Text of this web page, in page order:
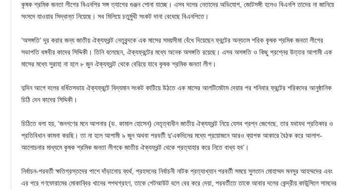
কৃষক শ্রমিক জনতা লীগের বিএনপির সঙ্গ ত্যাগের গুঞ্জন শোনা যাচ্ছে। এসব দলের নেতাদের অভিযোগ, জোটসঙ্গী হলেও বিএনপি তাদের না জানিয়ে
সংসদে যাওয়ার সিদ্ধান্ত নিয়েছে। সব মিলিয়ে চতুর্মুখী সংকট দানা বেধেছে বিএনপিতে।
‘অসঙ্গতি’ দূর করার জন্য জাতীয় ঐক্যফ্রন্ট নেতৃবৃন্দকে এক মাসের সময়সীমা বেঁধে দিয়েছেন ফ্রন্টের অন্যতম শরিক কৃষক শ্রমিক জনতা লীগের
সভাপতি বঙ্গবীর কাদের সিদ্দিকী। তিনি বলেছেন, ঐক্যফ্রন্টের মধ্যে অনেক অসঙ্গতি রয়েছে। এসব অসঙ্গতি ও কিছু প্রশ্নের উত্তর আগামী এক
মাসের মধ্যে সুরাহা না হলে ৮ জুন ঐক্যফ্রন্ট থেকে বেরিয়ে যাবে কৃষক শ্রমিক জনতা লীগ।
দুদিন আগে দলের বর্ধিতসভায় ঐক্যফ্রন্টে বিদ্যমান সংকট কাটিয়ে উঠতে এক মাসের আলটিমেটাম দেয়ার পর শনিবার ফ্রন্টের শরিকদের আনুষ্ঠানিক
চিঠি দেন কাদের সিদ্দিকী।
চিঠিতে বলা হয়, ‘জনগণের মনে আপনার (ড. কামাল হোসেন) নেতৃত্বাধীন জাতীয় ঐক্যফ্রন্ট নিয়ে যেসব প্রশ্ন জেগেছে, তার যথাযথ প্রতিকার ও
প্রতিবিধান কামনা করছি। তা না হলে আগামী ৯ জুন অথবা পরবর্তী দু’একদিনের মধ্যে প্রয়োজনে আরও ব্যাপক আকারে বৈঠক করে আলাপ-
আলোচনার মাধ্যমে কৃষক শ্রমিক জনতা লীগকে জাতীয় ঐক্যফ্রন্ট থেকে প্রত্যাহার করে নিতে বাধ্য হব’।
নির্বাচন-পরবর্তী ক্ষতিগ্রস্তদের পাশে দাঁড়ানোয় ব্যর্থ, প্রহসনের নির্বাচনী নাটক প্রত্যাখ্যান পরবর্তী সময়ে সুলতান মোহাম্মদ মনসুর আহম্মদের এবং
এর পরে গণফোরামের মোকাব্বির খানের শপথগ্রহণ, তাকে গেটআউট বলে বের করে দেয়া, পরবর্তীতে তাকে আবার দলের কেন্দ্রীয় কাউন্সিলে সামনের